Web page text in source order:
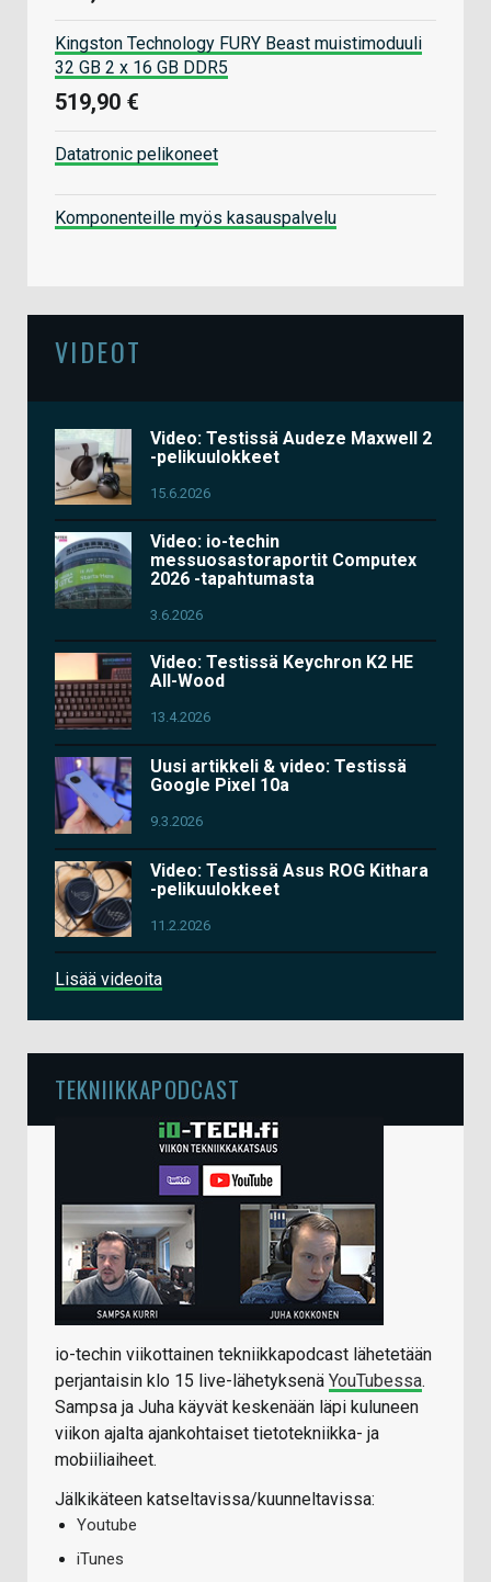
Kingston Technology FURY Beast muistimoduuli
32 GB 2 x 16 GB DDR5
519,90 €
Datatronic pelikoneet
Komponenteille myös kasauspalvelu
VIDEOT
Video: Testissä Audeze Maxwell 2
-pelikuulokkeet
15.6.2026
Video: io-techin
messuosastoraportit Computex
2026 -tapahtumasta
3.6.2026
Video: Testissä Keychron K2 HE
All-Wood
13.4.2026
Uusi artikkeli & video: Testissä
Google Pixel 10a
9.3.2026
Video: Testissä Asus ROG Kithara
-pelikuulokkeet
11.2.2026
Lisää videoita
TEKNIIKKAPODCAST
io-techin viikottainen tekniikkapodcast lähetetään
perjantaisin klo 15 live-lähetyksenä YouTubessa.
Sampsa ja Juha käyvät keskenään läpi kuluneen
viikon ajalta ajankohtaiset tietotekniikka- ja
mobiiliaiheet.
Jälkikäteen katseltavissa/kuunneltavissa:
Youtube
iTunes